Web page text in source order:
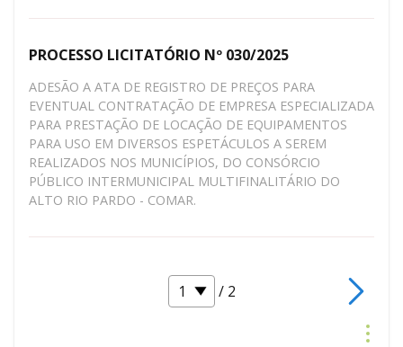
PROCESSO LICITATÓRIO Nº 030/2025
ADESÃO A ATA DE REGISTRO DE PREÇOS PARA
EVENTUAL CONTRATAÇÃO DE EMPRESA ESPECIALIZADA
PARA PRESTAÇÃO DE LOCAÇÃO DE EQUIPAMENTOS
PARA USO EM DIVERSOS ESPETÁCULOS A SEREM
REALIZADOS NOS MUNICÍPIOS, DO CONSÓRCIO
PÚBLICO INTERMUNICIPAL MULTIFINALITÁRIO DO
ALTO RIO PARDO - COMAR.
/ 2